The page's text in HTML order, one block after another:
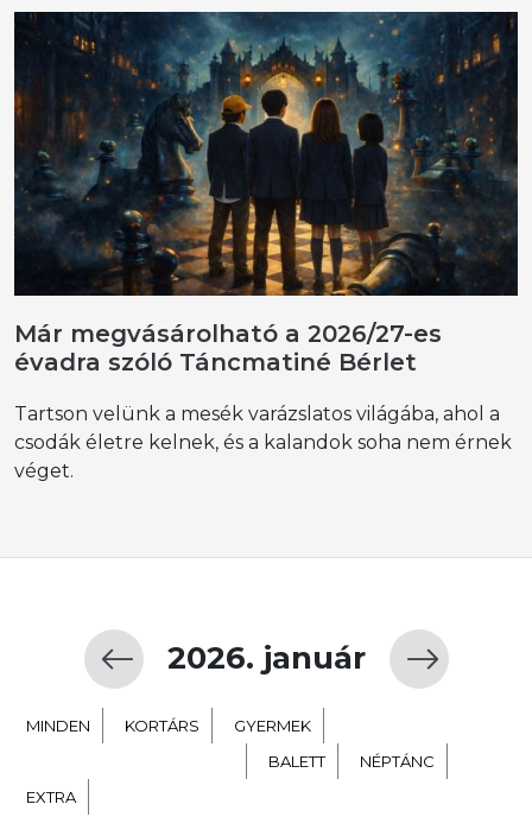
Már megvásárolható a 2026/27-es
évadra szóló Táncmatiné Bérlet
Tartson velünk a mesék varázslatos világába, ahol a
csodák életre kelnek, és a kalandok soha nem érnek
véget.
2026. január
MINDEN KORTÁRS
GYERMEK
BALETT
NÉPTÁNC
EXTRA